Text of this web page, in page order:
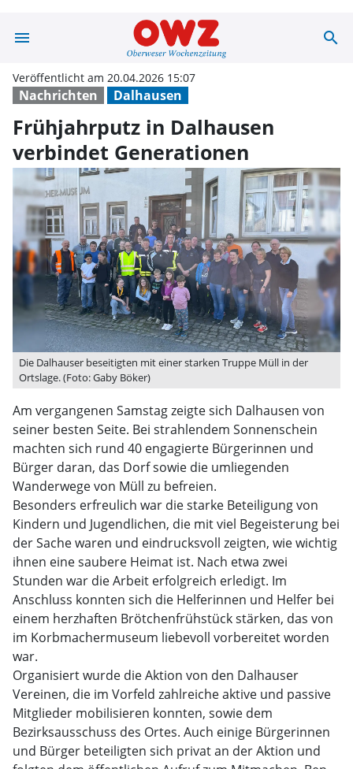
menu Frühjahrputz in
search
Nachrichten Dalhausen
Veröffentlicht am 20.04.2026 15:07
Frühjahrputz in Dalhausen
verbindet Generationen
Die Dalhauser beseitigten mit einer starken Truppe Müll in der
Ortslage. (Foto: Gaby Böker)
Am vergangenen Samstag zeigte sich Dalhausen von
seiner besten Seite. Bei strahlendem Sonnenschein
machten sich rund 40 engagierte Bürgerinnen und
Bürger daran, das Dorf sowie die umliegenden
Wanderwege von Müll zu befreien.
Besonders erfreulich war die starke Beteiligung von
Kindern und Jugendlichen, die mit viel Begeisterung bei
der Sache waren und eindrucksvoll zeigten, wie wichtig
ihnen eine saubere Heimat ist. Nach etwa zwei
Stunden war die Arbeit erfolgreich erledigt. Im
Anschluss konnten sich die Helferinnen und Helfer bei
einem herzhaften Brötchenfrühstück stärken, das von
im Korbmachermuseum liebevoll vorbereitet worden
war.
Organisiert wurde die Aktion von den Dalhauser
Vereinen, die im Vorfeld zahlreiche aktive und passive
Mitglieder mobilisieren konnten, sowie dem
Bezirksausschuss des Ortes. Auch einige Bürgerinnen
und Bürger beteiligten sich privat an der Aktion und